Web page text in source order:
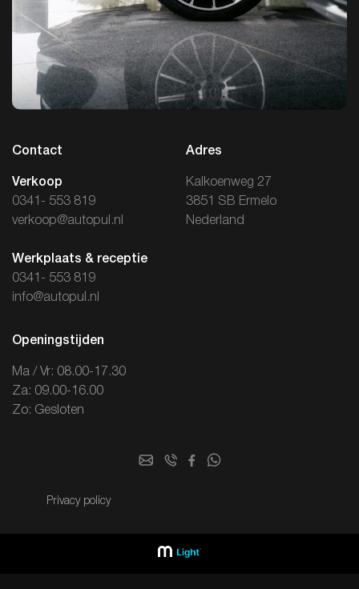
Contact
Verkoop
0341- 553 819
verkoop@autopul.nl
Werkplaats & receptie
0341- 553 819
info@autopul.nl
Adres
Kalkoenweg 27
3851 SB Ermelo
Nederland
Openingstijden
Ma / Vr: 08.00-17.30
Za: 09.00-16.00
Zo: Gesloten
Privacy policy